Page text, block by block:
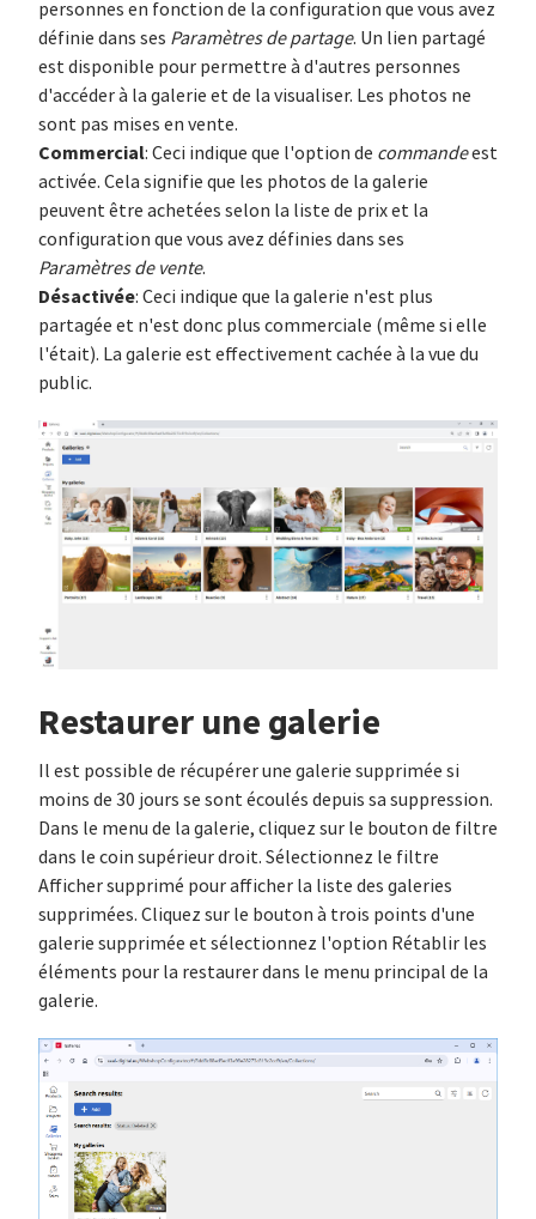
personnes en fonction de la configuration que vous avez
définie dans ses Paramètres de partage. Un lien partagé
est disponible pour permettre à d'autres personnes
d'accéder à la galerie et de la visualiser. Les photos ne
sont pas mises en vente.
Commercial: Ceci indique que l'option de commandeest
activée. Cela signifie que les photos de la galerie
peuvent être achetées selon la liste de prix et la
configuration que vous avez définies dans ses
Paramètres de vente.
Désactivée: Ceci indique que la galerie n'est plus
partagée et n'est donc plus commerciale (même si elle
l'était). La galerie est effectivement cachée à la vue du
public.
Restaurer une galerie
Il est possible de récupérer une galerie supprimée si
moins de 30 jours se sont écoulés depuis sa suppression.
Dans le menu de la galerie, cliquez sur le bouton de filtre
dans le coin supérieur droit. Sélectionnez le filtre
Afficher supprimé pour afficher la liste des galeries
supprimées. Cliquez sur le bouton à trois points d'une
galerie supprimée et sélectionnez l'option Rétablir les
éléments pour la restaurer dans le menu principal de la
galerie.